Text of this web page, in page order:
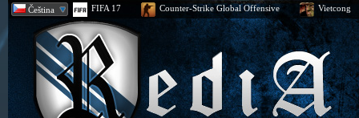
Čeština FIFA 17 Counter-Strike Global Offensive Vietcong